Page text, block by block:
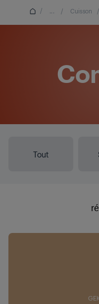
/ ... / Cuisson /
Tout